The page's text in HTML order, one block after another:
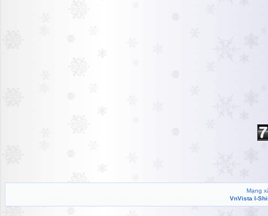
Mạng
VnVista I-